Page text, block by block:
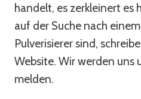
handelt, es zerkleinert es
auf der Suche nach
Pulverisierer sind,
Website. Wir werden uns
melden.